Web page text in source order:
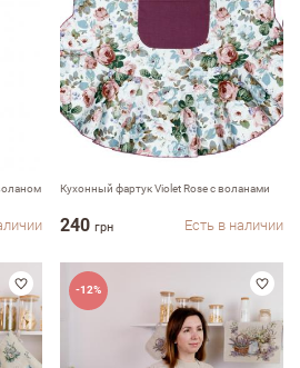
Кухонный фартук Violet Rose с воланами
240 грн Есть в наличии
-12%